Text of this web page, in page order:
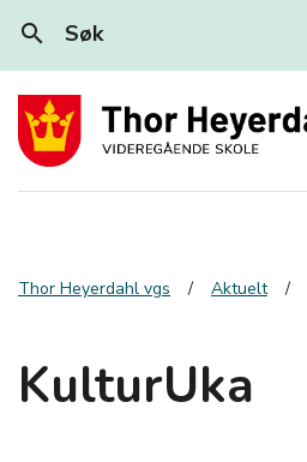
search Søk
Thor Heyerdahl vgs Aktuelt
KulturUka